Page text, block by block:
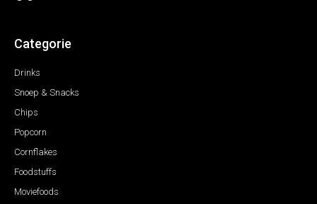
Categorie
Drinks
Snoep & Snacks
Chips
Popcorn
Cornflakes
Foodstuffs
Moviefoods